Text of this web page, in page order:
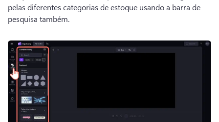
pelas diferentes categorias de estoque usando a barra de
pesquisa também.